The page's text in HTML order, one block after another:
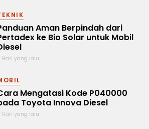
Aman Berpindah dari
ke Bio Solar untuk Mobil
Hari yang lalu
Mengatasi Kode P040000
Toyota Innova Diesel
Hari yang lalu